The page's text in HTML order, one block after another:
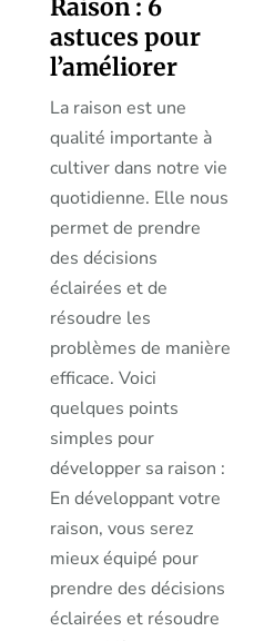
Raison : 6
astuces pour
l’améliorer
La raison est une
qualité importante à
cultiver dans notre vie
quotidienne. Elle nous
permet de prendre
des décisions
éclairées et de
résoudre les
problèmes de manière
efficace. Voici
quelques points
simples pour
développer sa raison :
En développant votre
raison, vous serez
mieux équipé pour
prendre des décisions
éclairées et résoudre